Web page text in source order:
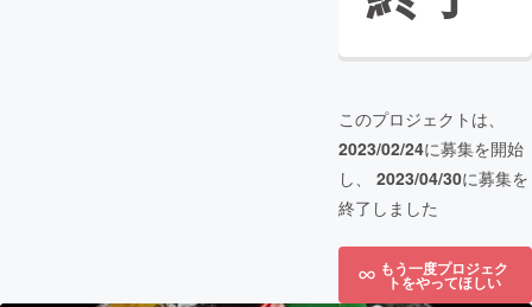
このプロジェクトは、
2023/02/24に募集を開始
し、 2023/04/30に募集を
終了しました
もう一度プロジェク
トをやってほしい